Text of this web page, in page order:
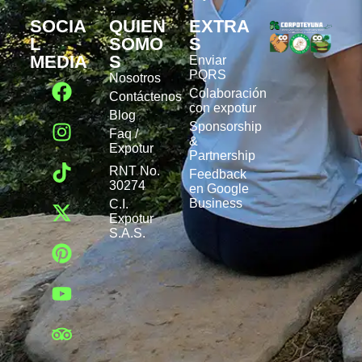
SOCIA
L
MEDIA
QUIEN
SOMO
S
Nosotros
Contáctenos
Blog
Faq /
Expotur
RNT No.
30274
C.I.
Expotur
S.A.S.
EXTRA
S
Enviar
PQRS
Colaboración
con expotur
Sponsorship
&
Partnership
Feedback
en Google
Business